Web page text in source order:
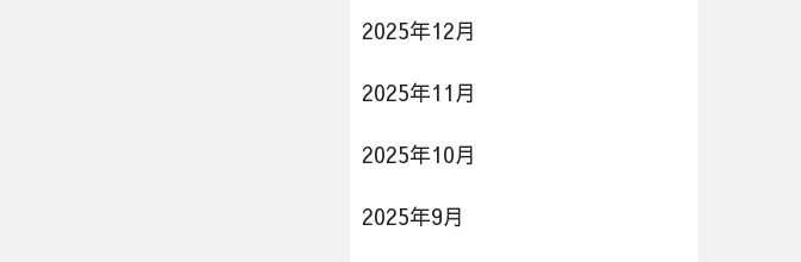
2025年12月
2025年11月
2025年10月
2025年9月